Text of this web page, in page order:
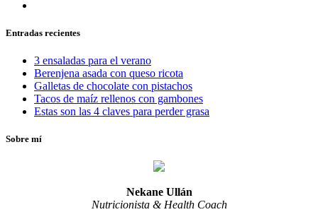
Entradas recientes
3 ensaladas para el verano
Berenjena asada con queso ricota
Galletas de chocolate con pistachos
Tacos de maíz rellenos con gambones
Estas son las 4 claves para perder grasa
Sobre mí
Nekane Ullán
Nutricionista & Health Coach